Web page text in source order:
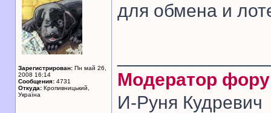
Зарегистрирован: Пн май 26,
2008 16:14
Сообщения: 4731
Откуда: Кропивницький,
Україна
для обмена и
Модератор
И-Руня Кудревич